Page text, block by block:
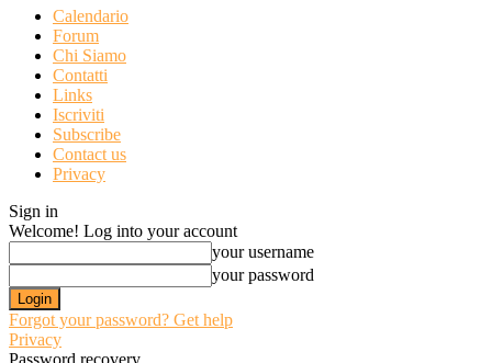
Calendario
Forum
Chi Siamo
Contatti
Links
Iscriviti
Subscribe
Contact us
Privacy
Sign in
Welcome! Log into your account
your username
your password
Forgot your password? Get help
Privacy
Password recovery